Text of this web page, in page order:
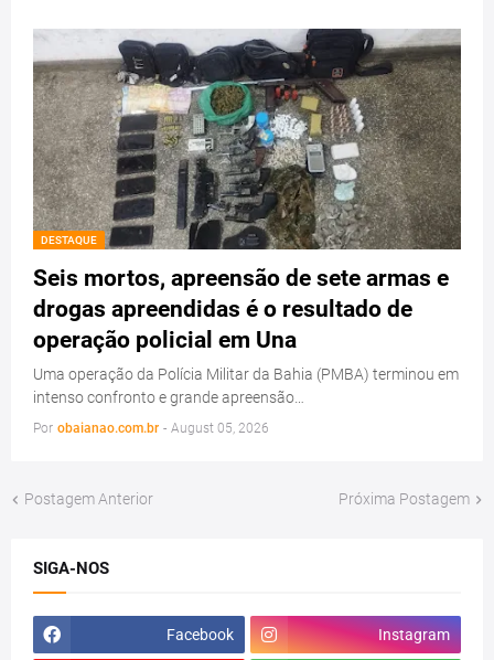
DESTAQUE
Seis mortos, apreensão de sete armas e
drogas apreendidas é o resultado de
operação policial em Una
Uma operação da Polícia Militar da Bahia (PMBA) terminou em
intenso confronto e grande apreensão…
Por obaianao.com.br - August 05, 2026
Postagem Anterior Próxima Postagem
SIGA-NOS
Facebook Instagram